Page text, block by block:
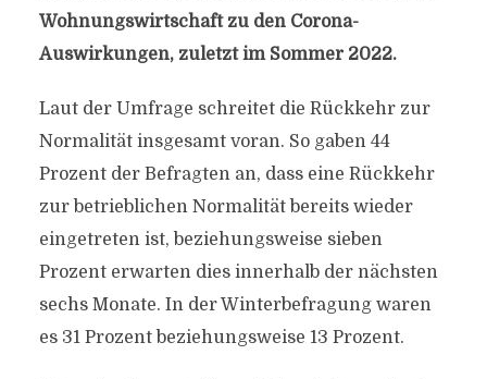
Wohnungswirtschaft zu den Corona-
Auswirkungen, zuletzt im Sommer 2022.
Laut der Umfrage schreitet die Rückkehr zur
Normalität insgesamt voran. So gaben 44
Prozent der Befragten an, dass eine Rückkehr
zur betrieblichen Normalität bereits wieder
eingetreten ist, beziehungsweise sieben
Prozent erwarten dies innerhalb der nächsten
sechs Monate. In der Winterbefragung waren
es 31 Prozent beziehungsweise 13 Prozent.